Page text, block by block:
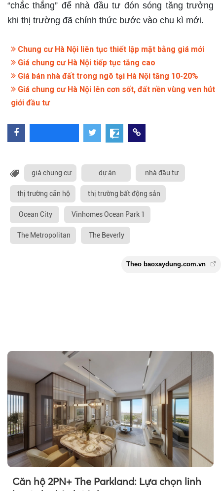
“chắc thắng” để nhà đầu tư đón sóng tăng trưởng
khi thị trường đã chính thức bước vào chu kì mới.
Chung cư Hà Nội liên tục thiết lập mặt bằng giá mới
Giá chung cư Hà Nội tiếp tục tăng cao
Giá bán nhà đất trong ngõ tại Hà Nội tăng 10-20%
Giá chung cư Hà Nội lên cơn sốt, đất nền vùng ven hút
giới đầu tư
giá chung cư dự án nhà đâu tư
thị trường căn hộ thị trường bất động sản
Ocean City Vinhomes Ocean Park 1
The Metropolitan The Beverly
Căn hộ 2PN+ The Parkland: Lựa chọn linh